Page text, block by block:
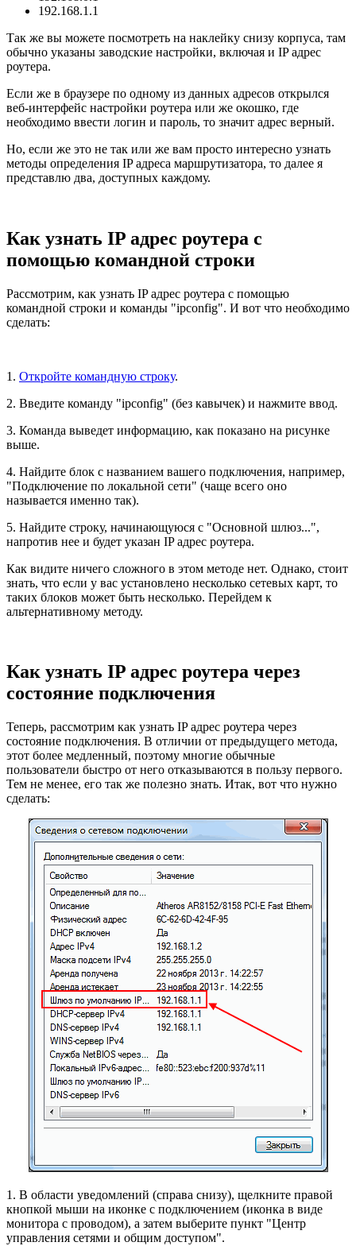
192.168.1.1
Так же вы можете посмотреть на наклейку снизу корпуса, там
обычно указаны заводские настройки, включая и IP адрес
роутера.
Если же в браузере по одному из данных адресов открылся
веб-интерфейс настройки роутера или же окошко, где
необходимо ввести логин и пароль, то значит адрес верный.
Но, если же это не так или же вам просто интересно узнать
методы определения IP адреса маршрутизатора, то далее я
представлю два, доступных каждому.
Как узнать IP адрес роутера с
помощью командной строки
Рассмотрим, как узнать IP адрес роутера с помощью
командной строки и команды "ipconfig". И вот что необходимо
сделать:
1. Откройте командную строку.
2. Введите команду "ipconfig" (без кавычек) и нажмите ввод.
3. Команда выведет информацию, как показано на рисунке
выше.
4. Найдите блок с названием вашего подключения, например,
"Подключение по локальной сети" (чаще всего оно
называется именно так).
5. Найдите строку, начинающуюся с "Основной шлюз...",
напротив нее и будет указан IP адрес роутера.
Как видите ничего сложного в этом методе нет. Однако, стоит
знать, что если у вас установлено несколько сетевых карт, то
таких блоков может быть несколько. Перейдем к
альтернативному методу.
Как узнать IP адрес роутера через
состояние подключения
Теперь, рассмотрим как узнать IP адрес роутера через
состояние подключения. В отличии от предыдущего метода,
этот более медленный, поэтому многие обычные
пользователи быстро от него отказываются в пользу первого.
Тем не менее, его так же полезно знать. Итак, вот что нужно
сделать:
1. В области уведомлений (справа снизу), щелкните правой
кнопкой мыши на иконке с подключением (иконка в виде
монитора с проводом), а затем выберите пункт "Центр
управления сетями и общим доступом".